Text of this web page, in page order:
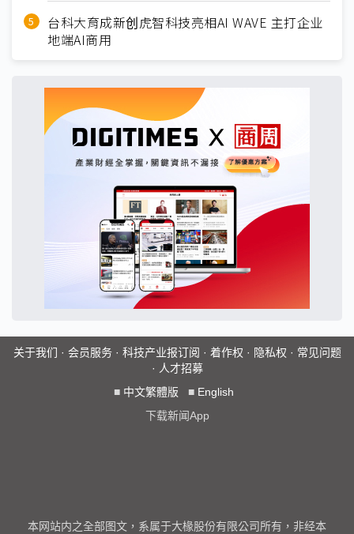
台科大育成新创虎智科技亮相AI WAVE 主打企业
地端AI商用
关于我们 · 会员服务· 科技产业报订阅 · 着作权 · 隐私权 · 常见问题
· 人才招募
■ 中文繁體版 ■ English
下载新闻App
本网站内之全部图文，系属于大椽股份有限公司所有，非经本